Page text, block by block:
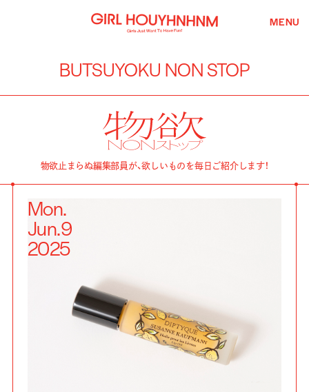
MENU
BUTSUYOKU NON STOP
物欲止まらぬ編集部員が、欲しいものを毎日ご紹介します！
Mon.
Jun.9
2025